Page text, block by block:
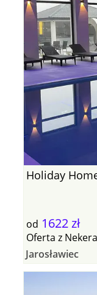
Holiday
od 1622 zł
Oferta z Nekera
Jarosławiec